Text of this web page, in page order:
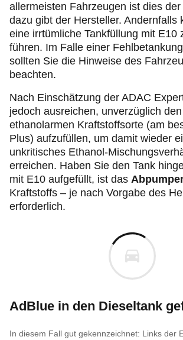
allermeisten Fahrzeugen ist dies
dazu gibt der Hersteller. Andernfalls
eine irrtümliche Tankfüllung mit E10
führen. Im Falle einer
sollten Sie die Hinweise des
beachten.
Nach Einschätzung der ADAC
jedoch ausreichen, unverzüglich
ethanolarmen Kraftstoffsorte (am
Plus) aufzufüllen, um damit wieder
unkritisches Ethanol-
erreichen. Haben Sie den Tank
mit E10 aufgefüllt, ist das
Kraftstoffs – je nach Vorgabe des
erforderlich.
AdBlue in den Dieseltank
In diesem Fall gut gekennzeichnet: Links der